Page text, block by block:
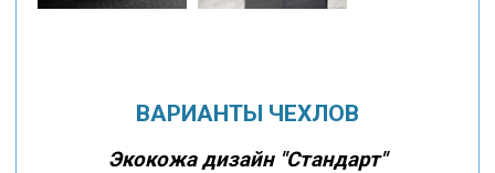
ВАРИАНТЫ ЧЕХЛОВ
Экокожа дизайн "Стандарт"